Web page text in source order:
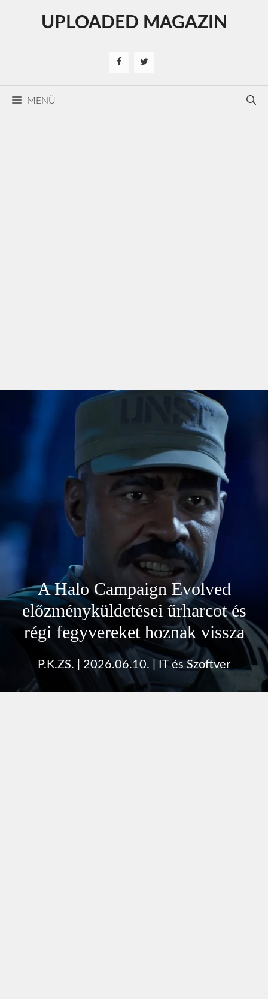
UPLOADED MAGAZIN
MENÜ
A Halo Campaign Evolved
előzményküldetései űrharcot és
régi fegyvereket hoznak vissza
P.K.ZS. 2026.06.10. IT és Szoftver